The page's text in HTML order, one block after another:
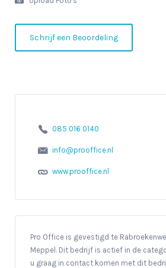
Schrijf een Beoordeling
085 016 0140
info@prooffice.nl
www.prooffice.nl
Pro Office is gevestigd te
Meppel. Dit bedrijf is actief in de
u graag in contact komen met dit